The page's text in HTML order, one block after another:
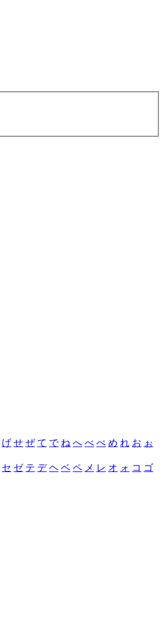
げ せ ぜ て で ね へ べ ぺ め れ お ぉ
セ ゼ テ デ ヘ ベ ペ メ レ オ ォ コ ゴ